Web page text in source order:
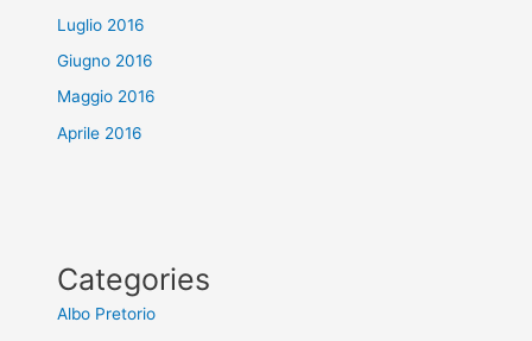
Luglio 2016
Giugno 2016
Maggio 2016
Aprile 2016
Categories
Albo Pretorio